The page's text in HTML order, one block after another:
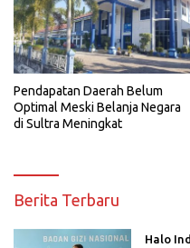
Pendapatan Daerah Belum
Optimal Meski Belanja Negara
di Sultra Meningkat
HaloSultra.com
Berita Terbaru
Halo